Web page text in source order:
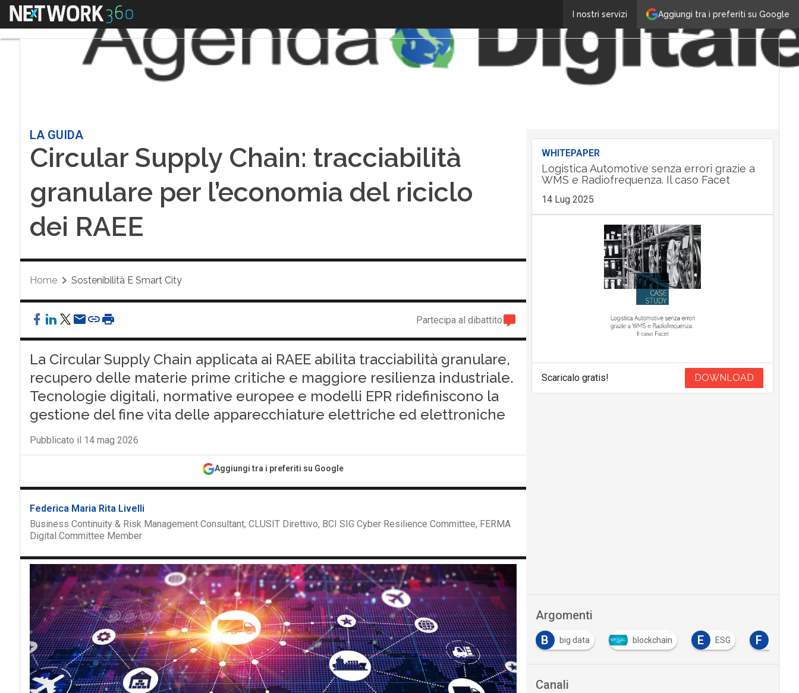
Aggiungi tra i preferiti su Google
I nostri servizi
Menu
LA GUIDA
Circular Supply Chain: tracciabilità
granulare per l’economia del riciclo
dei RAEE
Home Sostenibilità E Smart City
Partecipa al dibattito
La Circular Supply Chain applicata ai RAEE abilita tracciabilità granulare,
recupero delle materie prime critiche e maggiore resilienza industriale.
Tecnologie digitali, normative europee e modelli EPR ridefiniscono la
gestione del fine vita delle apparecchiature elettriche ed elettroniche
Pubblicato il 14 mag 2026
Aggiungi tra i preferiti su Google
Federica Maria Rita Livelli
Business Continuity & Risk Management Consultant, CLUSIT Direttivo, BCI SIG Cyber Resilience Committee, FERMA
Digital Committee Member
WHITEPAPER
Logistica Automotive senza errori grazie a
WMS e Radiofrequenza. Il caso Facet
14 Lug 2025
Scaricalo gratis! DOWNLOAD
Argomenti
A
Agenti AI B big data blockchain E ESG F
Canali